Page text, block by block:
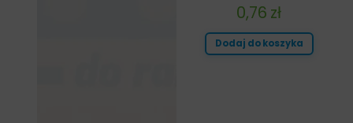
0,76 zł
Dodaj do koszyka